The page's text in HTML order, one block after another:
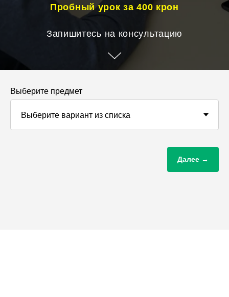
Пробный урок за 400 крон
Запишитесь на консультацию
Выберите предмет
Далее →